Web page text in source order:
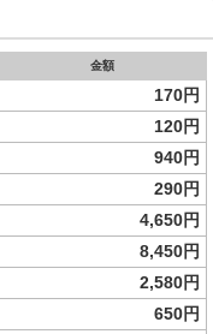
金額
170円
120円
940円
290円
4,650円
8,450円
2,580円
650円